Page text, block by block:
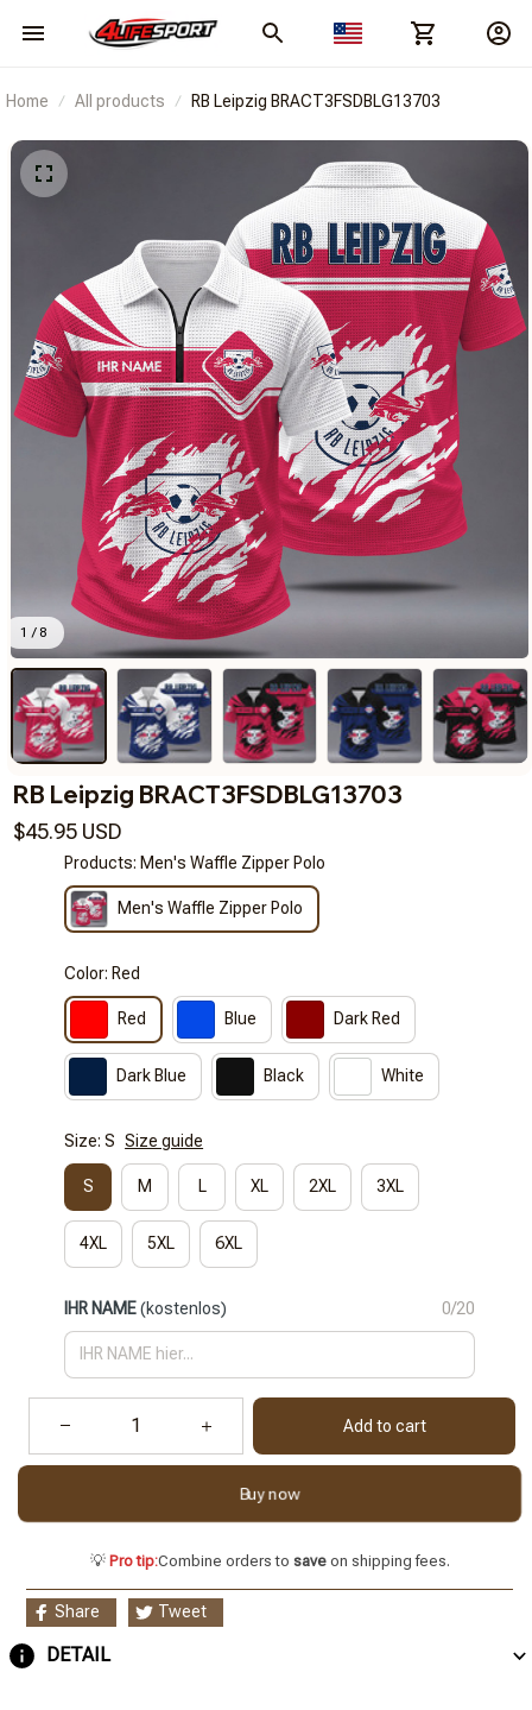
Home All products RB Leipzig BRACT3FSDBLG13703
1 / 8
RB Leipzig BRACT3FSDBLG13703
$45.95 USD
Products: Men's Waffle Zipper Polo
Men's Waffle Zipper Polo
Color: Red
Red Blue Dark Red
Dark Blue Black White
Size: S Size guide
S M L XL 2XL 3XL
4XL 5XL 6XL
IHR NAME(kostenlos) 0/20
Add to cart
Buy now
💡 Pro tip:Combine orders to saveon shipping fees.
Share Tweet
DETAIL